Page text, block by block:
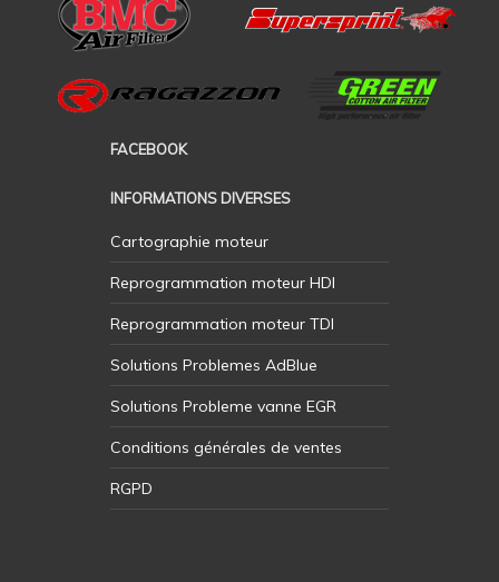
FACEBOOK
INFORMATIONS DIVERSES
Cartographie moteur
Reprogrammation moteur HDI
Reprogrammation moteur TDI
Solutions Problemes AdBlue
Solutions Probleme vanne EGR
Conditions générales de ventes
RGPD